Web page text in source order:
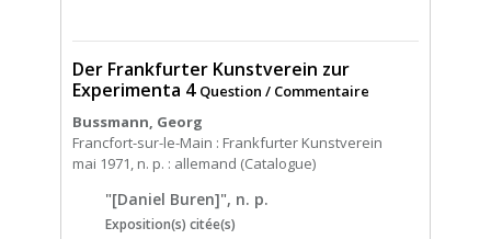
Der Frankfurter Kunstverein zur
Experimenta 4 Question / Commentaire
Bussmann, Georg
Francfort-sur-le-Main : Frankfurter Kunstverein
mai 1971, n. p. : allemand (Catalogue)
"[Daniel Buren]", n. p.
Exposition(s) citée(s)